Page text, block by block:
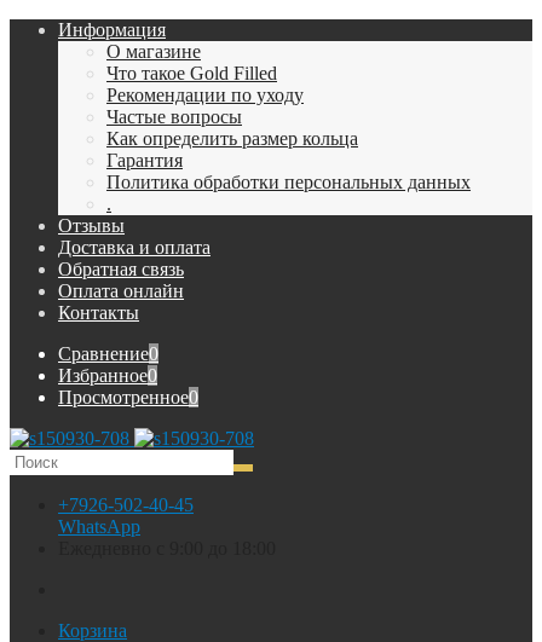
Информация
О магазине
Что такое Gold Filled
Рекомендации по уходу
Частые вопросы
Как определить размер кольца
Гарантия
Политика обработки персональных данных
.
Отзывы
Доставка и оплата
Обратная связь
Оплата онлайн
Контакты
Сравнение0
Избранное0
Просмотренное0
+7926-502-40-45
WhatsApp
Корзина